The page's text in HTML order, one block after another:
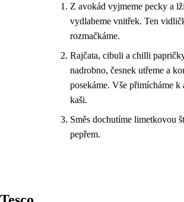
Z avokád vyjmeme pecky a
vydlabeme vnitřek. Ten
rozmačkáme.
Rajčata, cibuli a chilli
nadrobno, česnek utřeme a
posekáme. Vše přimícháme k
kaši.
Směs dochutíme limetkovou
pepřem.